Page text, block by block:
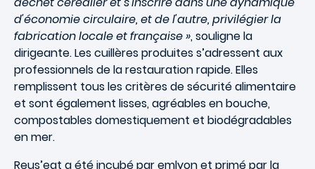
d'économie circulaire, et de l'autre, privilégier la
fabrication locale et française », souligne la
dirigeante. Les cuillères produites s’adressent aux
professionnels de la restauration rapide. Elles
remplissent tous les critères de sécurité alimentaire
et sont également lisses, agréables en bouche,
compostables domestiquement et biodégradables
en mer.
Reus’eat a été incubé par emlyon et primé par la